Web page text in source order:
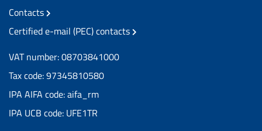
Contacts
Certified e-mail (PEC) contacts
VAT number: 08703841000
Tax code: 97345810580
IPA AIFA code: aifa_rm
IPA UCB code: UFE1TR